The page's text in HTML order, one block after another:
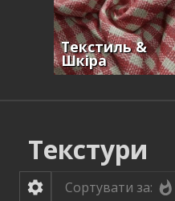
Текстиль &
Шкіра
Текстури
Сортувати за: